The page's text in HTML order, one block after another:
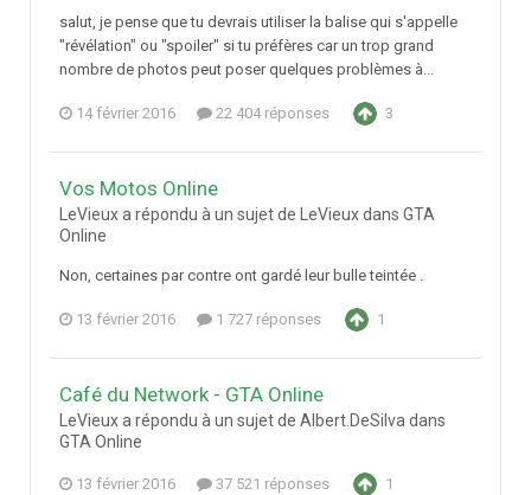
salut, je pense que tu devrais utiliser la balise qui s'appelle
"révélation" ou "spoiler" si tu préfères car un trop grand
nombre de photos peut poser quelques problèmes à...
14 février 2016 22 404 réponses 3
Vos Motos Online
LeVieux a répondu à un sujet de LeVieux dans GTA
Online
Non, certaines par contre ont gardé leur bulle teintée .
13 février 2016 1 727 réponses 1
Café du Network - GTA Online
LeVieux a répondu à un sujet de Albert.DeSilva dans
GTA Online
13 février 2016 37 521 réponses 1